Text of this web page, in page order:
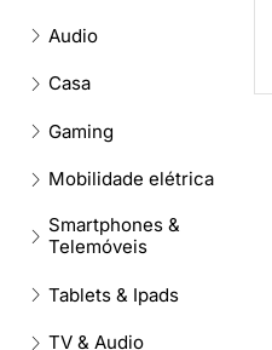
Audio
Casa
Gaming
Mobilidade elétrica
Smartphones &
Telemóveis
Tablets & Ipads
TV & Audio